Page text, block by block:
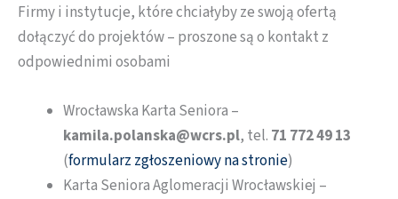
Firmy i instytucje, które chciałyby ze swoją ofertą
dołączyć do projektów – proszone są o kontakt z
odpowiednimi osobami
Wrocławska Karta Seniora –
kamila.polanska@wcrs.pl, tel. 71 772 49 13
(formularz zgłoszeniowy na stronie)
Karta Seniora Aglomeracji Wrocławskiej –